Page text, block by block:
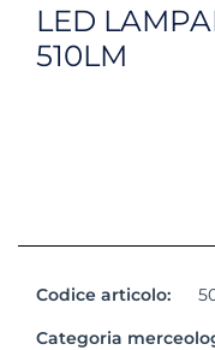
LED
510LM
Codice articolo:
Categoria